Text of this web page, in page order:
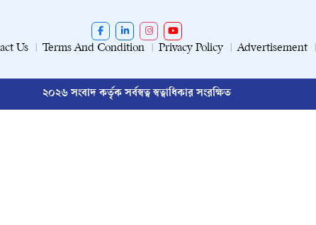
Us Terms And Condition Privacy Policy Advertisement
২০২৬ সংবাদ কর্তৃক সর্বস্বত্ব স্বত্বাধিকার সংরক্ষিত